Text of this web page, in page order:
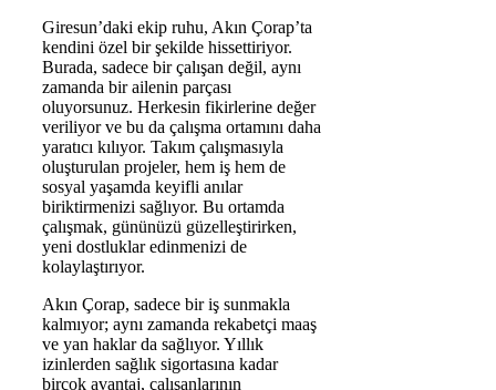
Giresun’daki ekip ruhu, Akın Çorap’ta
kendini özel bir şekilde hissettiriyor.
Burada, sadece bir çalışan değil, aynı
zamanda bir ailenin parçası
oluyorsunuz. Herkesin fikirlerine değer
veriliyor ve bu da çalışma ortamını daha
yaratıcı kılıyor. Takım çalışmasıyla
oluşturulan projeler, hem iş hem de
sosyal yaşamda keyifli anılar
biriktirmenizi sağlıyor. Bu ortamda
çalışmak, gününüzü güzelleştirirken,
yeni dostluklar edinmenizi de
kolaylaştırıyor.
Akın Çorap, sadece bir iş sunmakla
kalmıyor; aynı zamanda rekabetçi maaş
ve yan haklar da sağlıyor. Yıllık
izinlerden sağlık sigortasına kadar
birçok avantaj, çalışanlarının